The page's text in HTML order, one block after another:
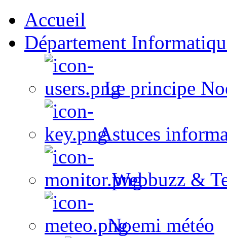
Accueil
Département
Le principe
Astuces
Webbuzz &
Noemi météo